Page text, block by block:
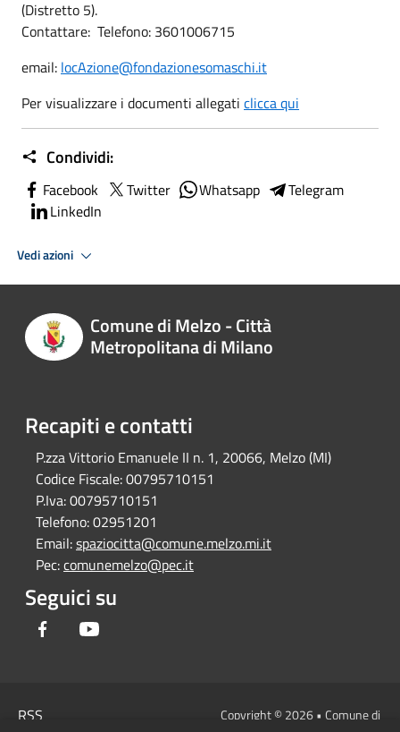
(Distretto 5).
Contattare: Telefono: 3601006715
email: locAzione@fondazionesomaschi.it
Per visualizzare i documenti allegati clicca qui
Condividi:
Facebook Twitter Whatsapp
Telegram
LinkedIn
Vedi azioni
Comune di Melzo - Città
Metropolitana di Milano
Recapiti e contatti
P.zza Vittorio Emanuele II n. 1, 20066, Melzo (MI)
Codice Fiscale:00795710151
P.Iva:00795710151
Telefono:02951201
Email:spaziocitta@comune.melzo.mi.it
Pec:comunemelzo@pec.it
Seguici su
Facebook
RSS
Copyright © 2026 • Comune di